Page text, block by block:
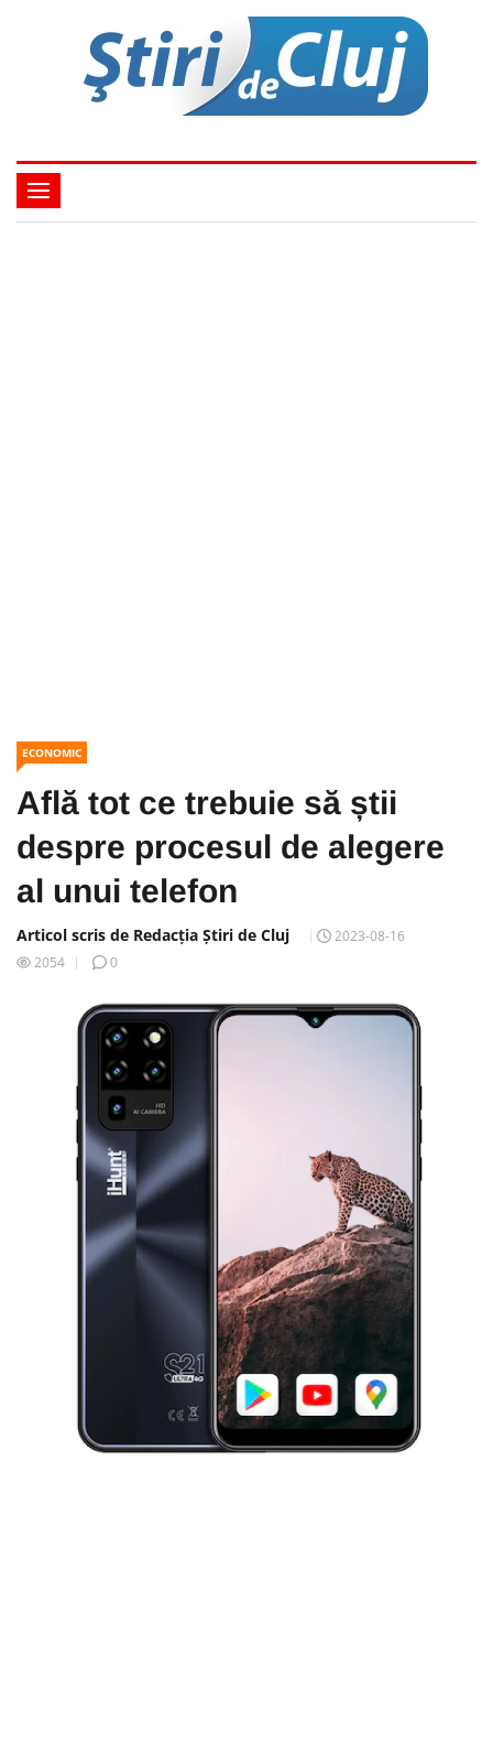
ECONOMIC
Află tot ce trebuie să știi
despre procesul de alegere
al unui telefon
Articol scris de Redacția Știri de Cluj
2023-08-16
2054
0